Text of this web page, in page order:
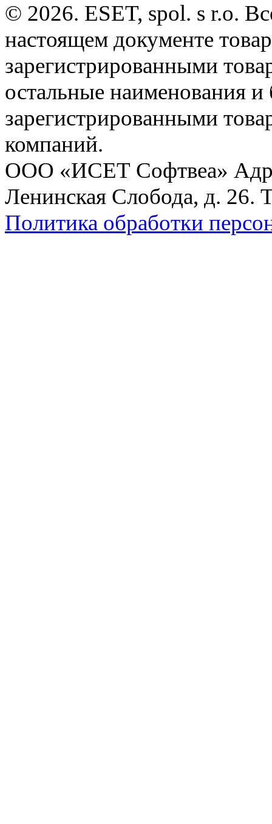
© 2026. ESET, spol. s r.o.
настоящем документе
зарегистрированными
остальные наименования
зарегистрированными
компаний.
ООО «ИСЕТ Софтвеа»
Ленинская Слобода, д. 26.
Политика обработки